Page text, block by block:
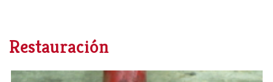
Restauración